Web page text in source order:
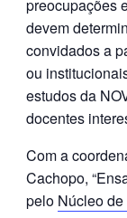
preocupações
devem
convidados a
ou
estudos da
docentes
Com a
Cachopo,
pelo Núcleo